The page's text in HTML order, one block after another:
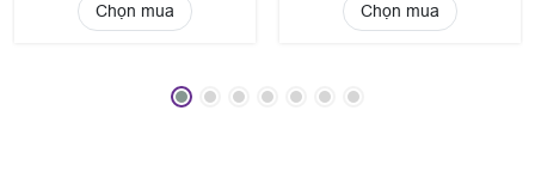
Chọn mua Chọn mua